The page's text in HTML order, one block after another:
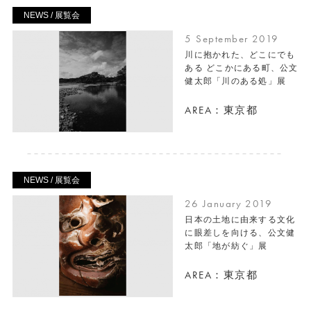
NEWS / 展覧会
5 September 2019
川に抱かれた、どこにでも
ある どこかにある町、公文
健太郎「川のある処」展
AREA：東京都
NEWS / 展覧会
26 January 2019
日本の土地に由来する文化
に眼差しを向ける、公文健
太郎「地が紡ぐ」展
AREA：東京都